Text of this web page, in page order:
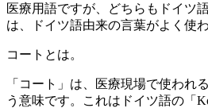
医療用語ですが、どちらもドイツ
は、ドイツ語由来の言葉がよく使
コートとは。
「コート」は、医療現場で使われ
う意味です。これはドイツ語の「